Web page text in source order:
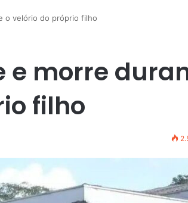
o velório do próprio filho
e morre
filho